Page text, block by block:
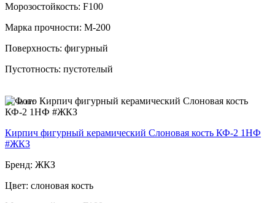
Морозостойкость: F100
Марка прочности: М-200
Поверхность: фигурный
Пустотность: пустотелый
57за шт
Кирпич фигурный керамический Слоновая кость КФ-2 1НФ
#ЖКЗ
Бренд: ЖКЗ
Цвет: слоновая кость